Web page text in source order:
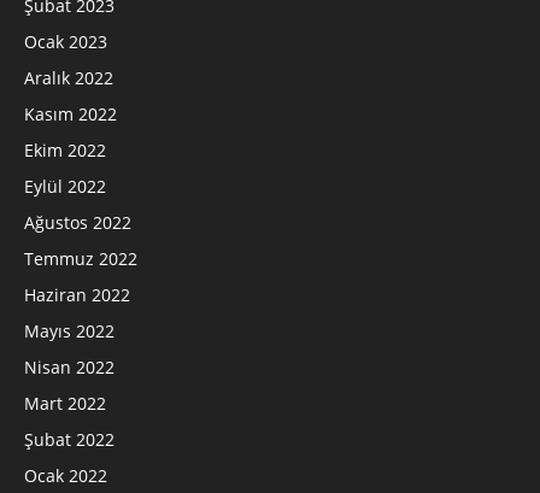
Şubat 2023
Ocak 2023
Aralık 2022
Kasım 2022
Ekim 2022
Eylül 2022
Ağustos 2022
Temmuz 2022
Haziran 2022
Mayıs 2022
Nisan 2022
Mart 2022
Şubat 2022
Ocak 2022